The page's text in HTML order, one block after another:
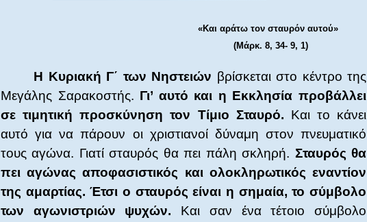
«Και αράτω τον σταυρόν αυτού»
(Μάρκ. 8, 34- 9, 1)
Η Κυριακή Γ΄ των Νηστειών βρίσκεται στο κέντρο της
Μεγάλης Σαρακοστής. Γι’ αυτό και η Εκκλησία προβάλλει
σε τιμητική προσκύνηση τον Τίμιο Σταυρό. Και το κάνει
αυτό για να πάρουν οι χριστιανοί δύναμη στον πνευματικό
τους αγώνα. Γιατί σταυρός θα πει πάλη σκληρή. Σταυρός θα
πει αγώνας αποφασιστικός και ολοκληρωτικός εναντίον
της αμαρτίας. Έτσι ο σταυρός είναι η σημαία, το σύμβολο
των αγωνιστριών ψυχών. Και σαν ένα τέτοιο σύμβολο